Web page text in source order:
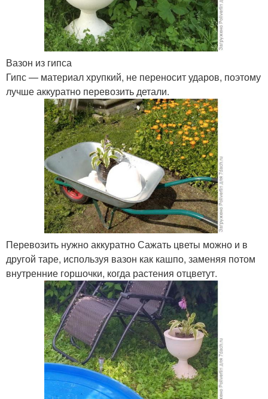
Вазон из гипса
Гипс — материал хрупкий, не переносит ударов, поэтому
лучше аккуратно перевозить детали.
Перевозить нужно аккуратно Сажать цветы можно и в
другой таре, используя вазон как кашпо, заменяя потом
внутренние горшочки, когда растения отцветут.